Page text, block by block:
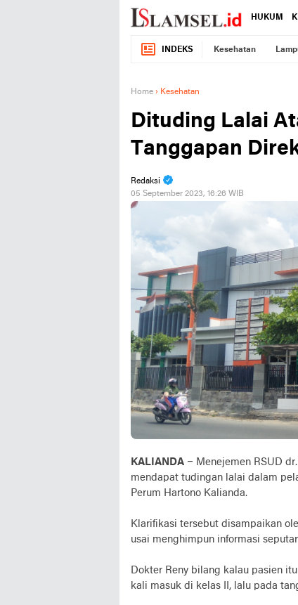
HUKUM
INDEKS Kesehatan
Home › Kesehatan
Dituding Lalai
Tanggapan
Redaksi
05 September 2023, 16:26 WIB
KALIANDA – Menejemen RSUD
mendapat tudingan lalai dalam
Perum Hartono Kalianda.
Klarifikasi tersebut disampaikan
usai menghimpun informasi
Dokter Reny bilang kalau pasien
kali masuk di kelas II, lalu pada